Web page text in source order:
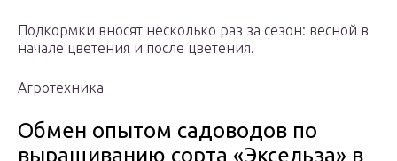
Подкормки вносят несколько раз за сезон: весной в
начале цветения и после цветения.
Агротехника
Обмен опытом садоводов по
выращиванию сорта «Эксельза» в